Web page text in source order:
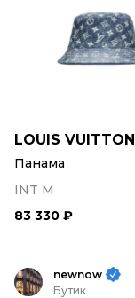
LOUIS VUITTON
Панама
INT M
83 330 ₽
newnow
Бутик